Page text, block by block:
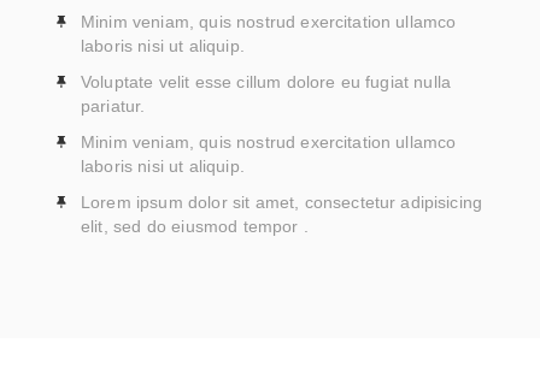
Minim veniam, quis nostrud exercitation ullamco
laboris nisi ut aliquip.
Voluptate velit esse cillum dolore eu fugiat nulla
pariatur.
Minim veniam, quis nostrud exercitation ullamco
laboris nisi ut aliquip.
Lorem ipsum dolor sit amet, consectetur adipisicing
elit, sed do eiusmod tempor .